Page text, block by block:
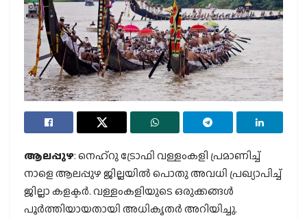
ആലപ്പുഴ: നെഹ്‌റു ട്രോഫി വള്ളംകളി പ്രമാണിച്ച്
നാളെ ആലപ്പുഴ ജില്ലയില്‍ പൊതു അവധി പ്രഖ്യാപിച്ച്
ജില്ലാ കളക്ടര്‍. വള്ളംകളിയുടെ ഒരുക്കങ്ങള്‍
പൂര്‍ത്തിയായതായി അധികൃതര്‍ അറിയിച്ചു.